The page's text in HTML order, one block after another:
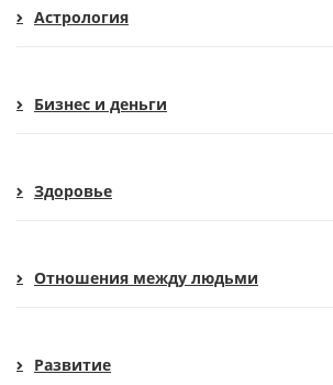
Астрология
Бизнес и деньги
Здоровье
Отношения между людьми
Развитие